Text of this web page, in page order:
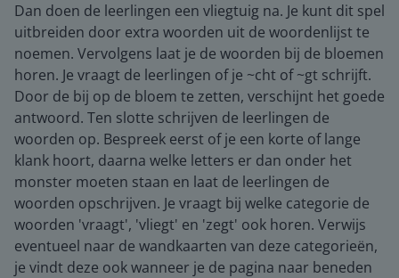
Dan doen de leerlingen een vliegtuig na. Je kunt dit spel
uitbreiden door extra woorden uit de woordenlijst te
noemen. Vervolgens laat je de woorden bij de bloemen
horen. Je vraagt de leerlingen of je ~cht of ~gt schrijft.
Door de bij op de bloem te zetten, verschijnt het goede
antwoord. Ten slotte schrijven de leerlingen de
woorden op. Bespreek eerst of je een korte of lange
klank hoort, daarna welke letters er dan onder het
monster moeten staan en laat de leerlingen de
woorden opschrijven. Je vraagt bij welke categorie de
woorden 'vraagt', 'vliegt' en 'zegt' ook horen. Verwijs
eventueel naar de wandkaarten van deze categorieën,
je vindt deze ook wanneer je de pagina naar beneden